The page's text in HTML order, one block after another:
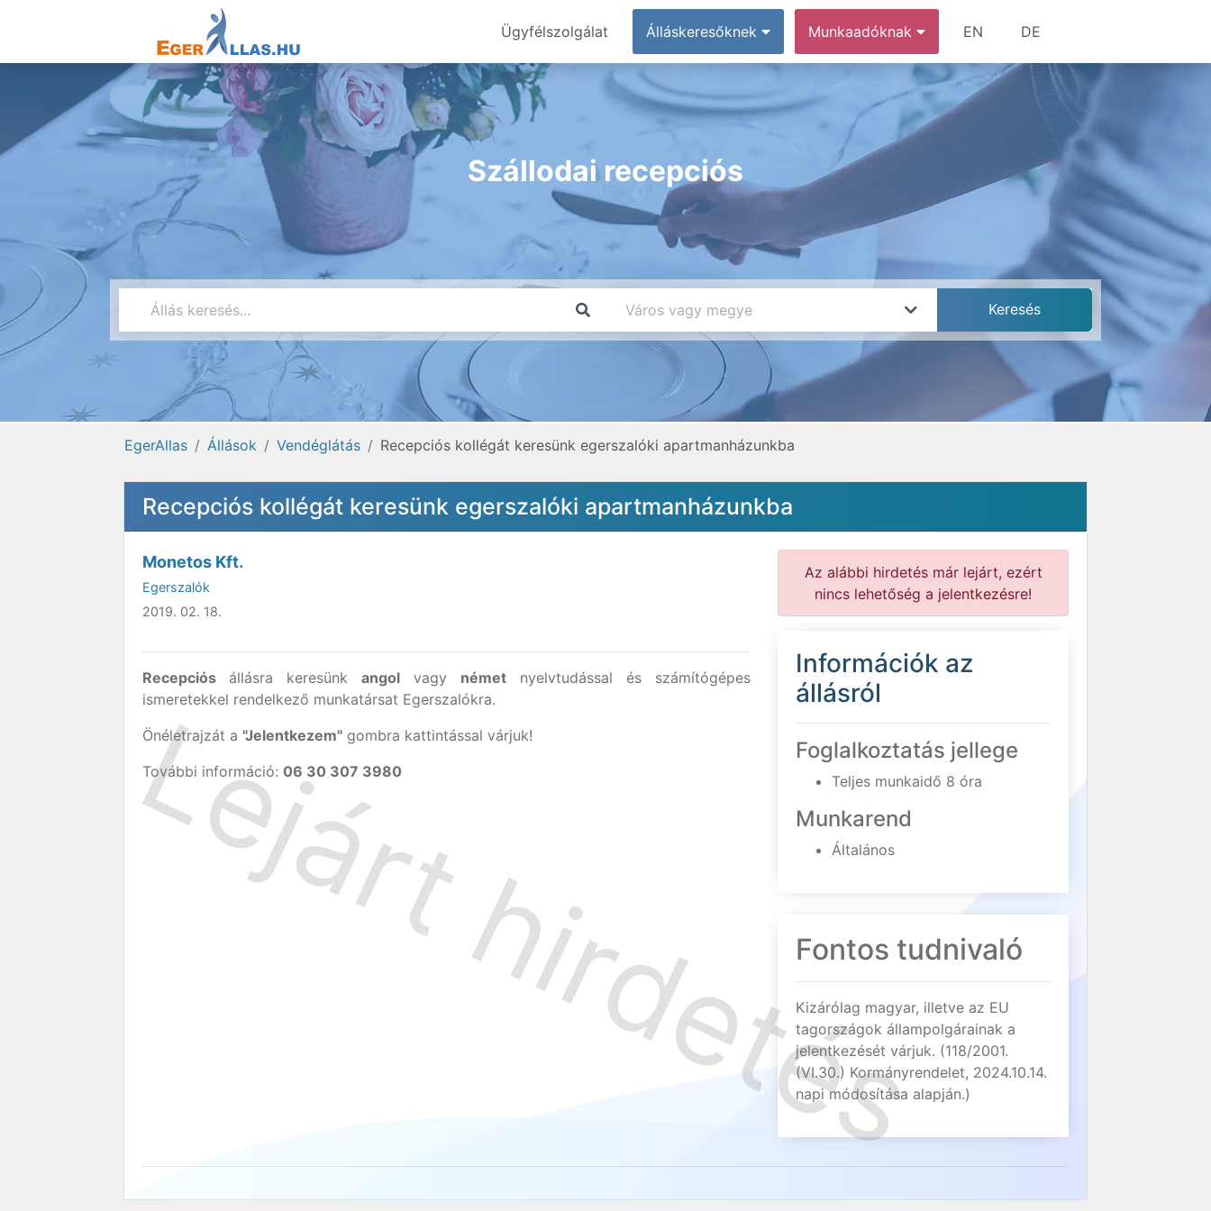
Ügyfélszolgálat Álláskeresőknek Munkaadóknak EN DE
Szállodai recepciós
EgerAllas Állások Vendéglátás Recepciós kollégát keresünk egerszalóki apartmanházunkba
Recepciós kollégát keresünk egerszalóki apartmanházunkba
Monetos Kft.
Egerszalók
2019. 02. 18.
Recepciós állásra keresünkangol vagy német nyelvtudással és számítógépes
ismeretekkel rendelkező munkatársat Egerszalókra.
Önéletrajzát a "Jelentkezem" gombra kattintással várjuk!
További információ: 06 30 307 3980
Az alábbi hirdetés már lejárt, ezért
nincs lehetőség a jelentkezésre!
Információk az
állásról
Foglalkoztatás jellege
Teljes munkaidő 8 óra
Munkarend
Általános
Fontos tudnivaló
Kizárólag magyar, illetve az EU
tagországok állampolgárainak a
jelentkezését várjuk. (118/2001.
(VI.30.) Kormányrendelet, 2024.10.14.
napi módosítása alapján.)